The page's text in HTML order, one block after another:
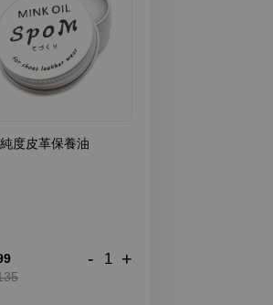
度皮革保養油
- +